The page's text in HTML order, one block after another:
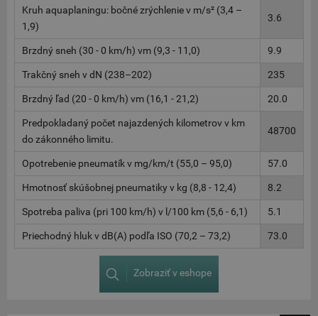
Kruh aquaplaningu: bočné zrýchlenie v m/s² (3,4 –
1,9)
3.6
Brzdný sneh (30 - 0 km/h) vm (9,3 - 11,0) 9.9
Trakčný sneh v dN (238–202) 235
Brzdný ľad (20 - 0 km/h) vm (16,1 - 21,2) 20.0
Predpokladaný počet najazdených kilometrov v km
do zákonného limitu.
48700
Opotrebenie pneumatík v mg/km/t (55,0 – 95,0) 57.0
Hmotnosť skúšobnej pneumatiky v kg (8,8 - 12,4) 8.2
Spotreba paliva (pri 100 km/h) v l/100 km (5,6 - 6,1) 5.1
Priechodný hluk v dB(A) podľa ISO (70,2 – 73,2) 73.0
Zobraziť v eshope